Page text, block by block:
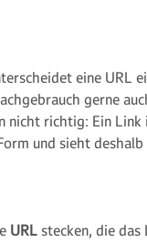
eine URL
gerne
nicht richtig: Ein
und sieht deshalb
URL stecken, die